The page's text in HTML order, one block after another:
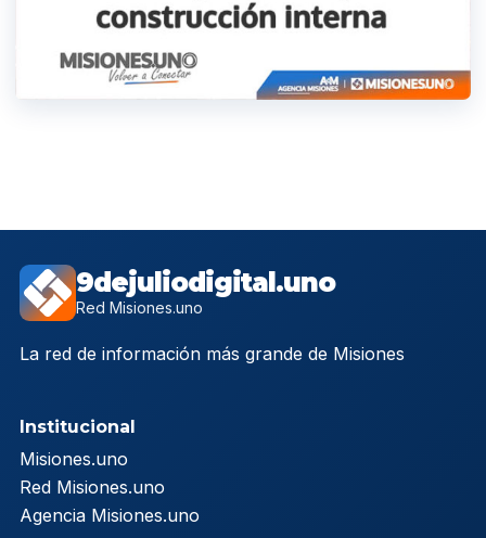
9dejuliodigital.uno
Red Misiones.uno
La red de información más grande de Misiones
Institucional
Misiones.uno
Red Misiones.uno
Agencia Misiones.uno